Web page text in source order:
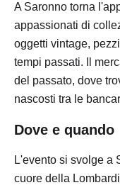
A Saronno torna
appassionati di
oggetti vintage,
tempi passati. Il
del passato, dove
nascosti tra le
Dove e quando
L'evento si svolge a
cuore della